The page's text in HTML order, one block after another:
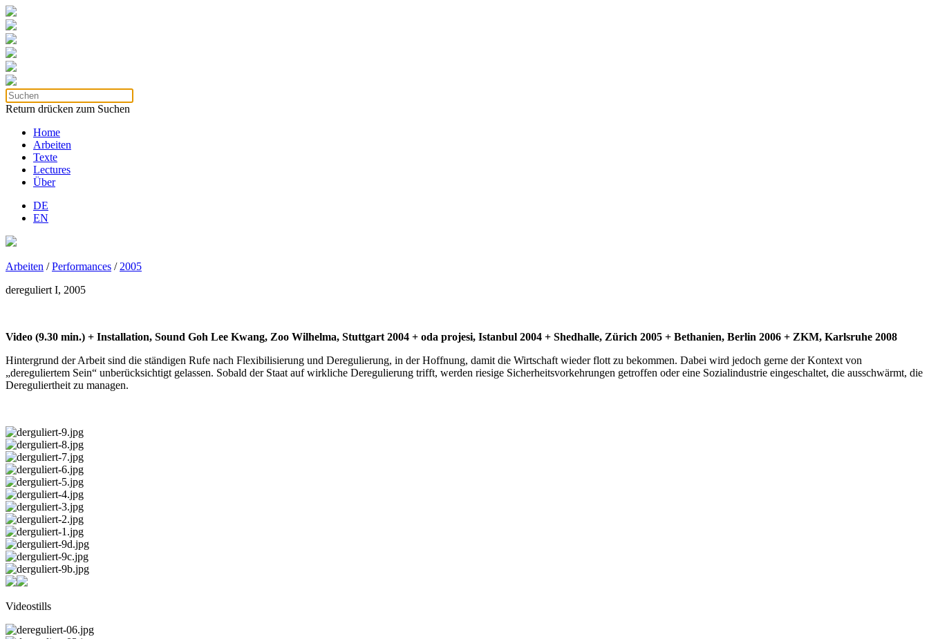
Return drücken zum Suchen
Home
Arbeiten
Texte
Lectures
Über
DE
EN
Arbeiten /Performances / 2005
dereguliert I, 2005
Video (9.30 min.) + Installation, Sound Goh Lee Kwang, Zoo Wilhelma, Stuttgart 2004 + oda projesi, Istanbul 2004 + Shedhalle, Zürich 2005 + Bethanien, Berlin 2006 + ZKM, Karlsruhe 2008
Hintergrund der Arbeit sind die ständigen Rufe nach Flexibilisierung und Deregulierung, in der Hoffnung, damit die Wirtschaft wieder flott zu bekommen. Dabei wird jedoch gerne der Kontext von
„dereguliertem Sein“ unberücksichtigt gelassen. Sobald der Staat auf wirkliche Deregulierung trifft, werden riesige Sicherheitsvorkehrungen getroffen oder eine Sozialindustrie eingeschaltet, die ausschwärmt, die
Dereguliertheit zu managen.
Videostills